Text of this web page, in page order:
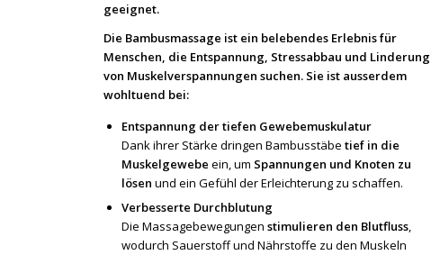
geeignet.
Die Bambusmassage ist ein belebendes Erlebnis für
Menschen, die Entspannung, Stressabbau und Linderung
von Muskelverspannungen suchen. Sie ist ausserdem
wohltuend bei:
Entspannung der tiefen Gewebemuskulatur
Dank ihrer Stärke dringen Bambusstäbe tief in die
Muskelgewebe ein, um Spannungen und Knoten zu
lösen und ein Gefühl der Erleichterung zu schaffen.
Verbesserte Durchblutung
Die Massagebewegungen stimulieren den Blutfluss,
wodurch Sauerstoff und Nährstoffe zu den Muskeln